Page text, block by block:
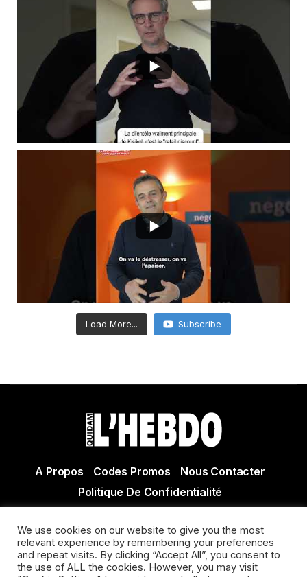
Load More... Subscribe
A Propos Codes Promos
Nous Contacter
Politique De Confidentialité
Actualité Agen - Actualité en lot et Garonne - Actualité
Villeneuve sur Lot
We use cookies on our website to give you the most
relevant experience by remembering your preferences
and repeat visits. By clicking “Accept All”, you consent to
the use of ALL the cookies. However, you may visit